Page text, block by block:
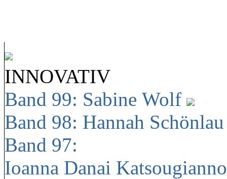
INNOVATIV
Band 99: Sabine Wolf
Band 98: Hannah
Band 97:
Ioanna Danai